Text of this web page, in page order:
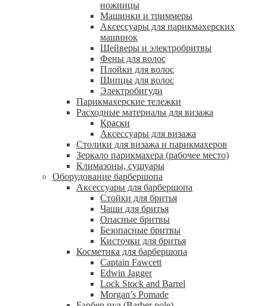
ножницы
Машинки и триммеры
Аксессуары для парикмахерских
машинок
Шейверы и электробритвы
Фены для волос
Плойки для волос
Щипцы для волос
Электробигуди
Парикмахерские тележки
Расходные материалы для визажа
Краски
Аксессуары для визажа
Столики для визажа и парикмахеров
Зеркало парикмахера (рабочее место)
Климазоны, сушуары
Оборудование барбершопа
Аксессуары для барбершопа
Стойки для бритья
Чаши для бритья
Опасные бритвы
Безопасные бритвы
Кисточки для бритья
Косметика для барбершопа
Captain Fawcett
Edwin Jagger
Lock Stock and Barrel
Morgan’s Pomade